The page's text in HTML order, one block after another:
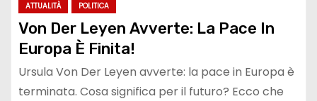
ATTUALITÀ POLITICA
Von Der Leyen Avverte: La Pace In
Europa È Finita!
Ursula Von Der Leyen avverte: la pace in Europa è
terminata. Cosa significa per il futuro? Ecco che